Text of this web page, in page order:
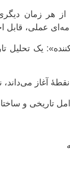
از هر زمان
عملی، قابل
یک تحلیل
آغاز می‌داند،
تاریخی و